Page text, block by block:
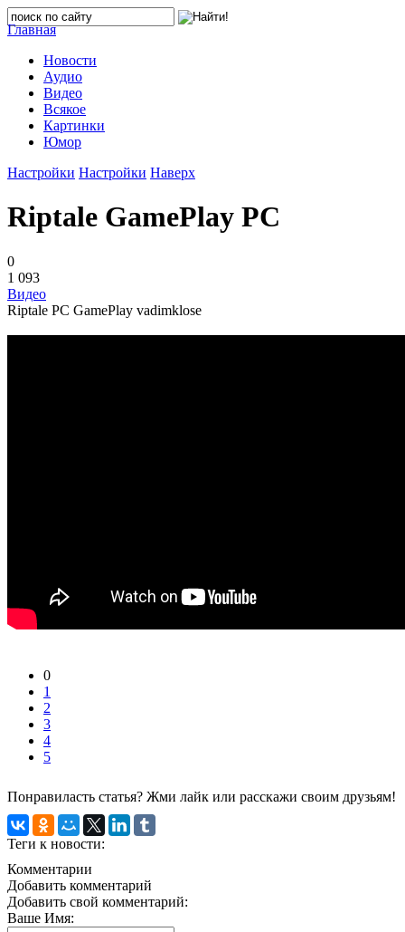
Главная
Новости
Аудио
Видео
Всякое
Картинки
Юмор
Настройки Настройки Наверх
Riptale GamePlay PC
0
1 093
Видео
Riptale PC GamePlay vadimklose
0
1
2
3
4
5
Понравиласть статья? Жми лайк или расскажи своим друзьям!
Теги к новости:
Комментарии
Добавить комментарий
Добавить свой комментарий:
Ваше Имя: